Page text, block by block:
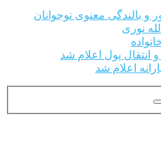
و بالندگی معنوی نوجوانان
نوری
پول اعلام شد
اعلام شد